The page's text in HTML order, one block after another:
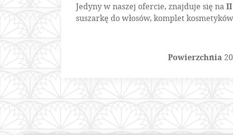
Jedyny w naszej ofercie, znajduje się na
suszarkę do włosów, komplet
Powierzchnia